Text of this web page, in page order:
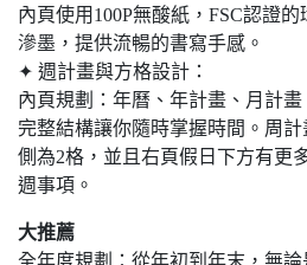
內頁使用100P無酸紙，FSC認證
滲墨，提供流暢的書寫手感。
✦ 週計畫與方格設計：
內頁規劃：年曆、年計畫、月計畫
完整結構讓你隨時掌握時間。周
側為2格，並且右頁假日下方有更
週事項。
大推薦
全年度規劃：從年初到年末，無